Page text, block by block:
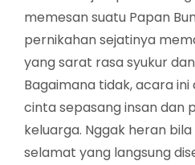
memesan suatu Papan
pernikahan sejatinya
yang sarat rasa syukur
Bagaimana tidak, acara
cinta sepasang insan dan
keluarga. Nggak heran
selamat yang langsung